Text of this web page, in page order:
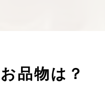
品物は？